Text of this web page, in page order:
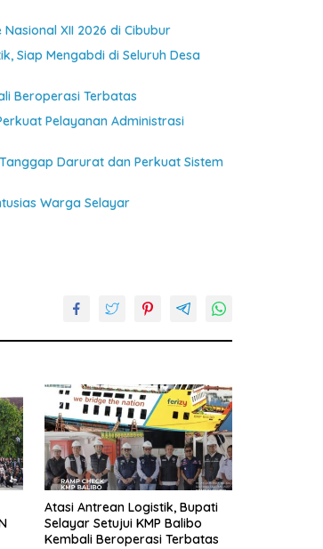
XII 2026 di Cibubur
Siap Mengabdi di Seluruh Desa
Beroperasi Terbatas
Pelayanan Administrasi
Darurat dan Perkuat Sistem
Warga Selayar
Atasi Antrean Logistik, Bupati
Selayar Setujui KMP Balibo
Kembali Beroperasi Terbatas